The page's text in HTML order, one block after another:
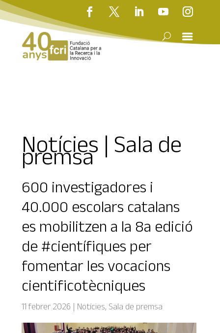
Notícies | Sala de
premsa
600 investigadores i
40.000 escolars catalans
es mobilitzen a la 8a edició
de #científiques per
fomentar les vocacions
cientificotècniques
11 febrer 2026 Notícies, Sala de premsa